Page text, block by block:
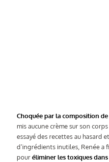
Choquée par la composition
mis aucune crème sur son
essayé des recettes au hasard
d’ingrédients inutiles, Renée
pouréliminer les toxiques dans